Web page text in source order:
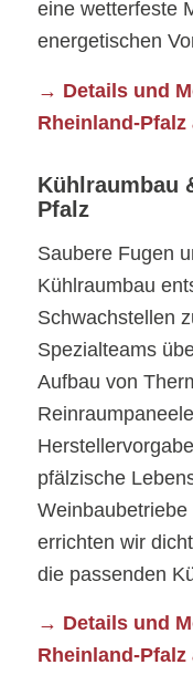
eine wetterfeste
energetischen
→ Details und
Rheinland-Pfalz
Kühlraumbau
Pfalz
Saubere Fugen
Kühlraumbau
Schwachstellen
Spezialteams
Aufbau von
pfälzische
errichten wir
die passenden
→ Details und
Rheinland-Pfalz